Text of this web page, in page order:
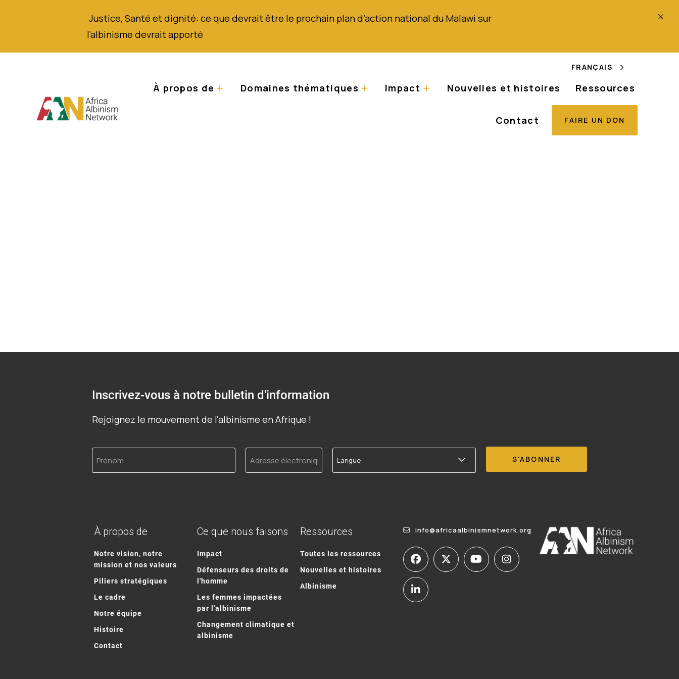
Justice,Santéet dignité: ce que devrait être le prochain plan d’action national du Malawi sur
l’albinismedevraitapporté
FRANÇAIS
À propos de Domaines thématiques Impact Nouvelles et histoires Ressources
Contact FAIRE UN DON
Inscrivez-vous à notre bulletin d'information
Rejoignez le mouvement de l'albinisme en Afrique !
Prénom
Adresse
électronique
Langue
À propos de
Notre vision, notre
mission et nos valeurs
Piliers stratégiques
Le cadre
Notre équipe
Histoire
Contact
Ce que nous faisons
Impact
Défenseurs des droits de
l'homme
Les femmes impactées
par l'albinisme
Changement climatique et
albinisme
Ressources
Toutes les ressources
Nouvelles et histoires
Albinisme
info@africaalbinismnetwork.org